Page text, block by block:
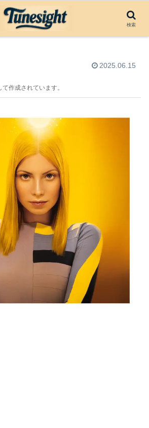
ュー：Vitamin C by
2025.06.15
作成されています。
検索